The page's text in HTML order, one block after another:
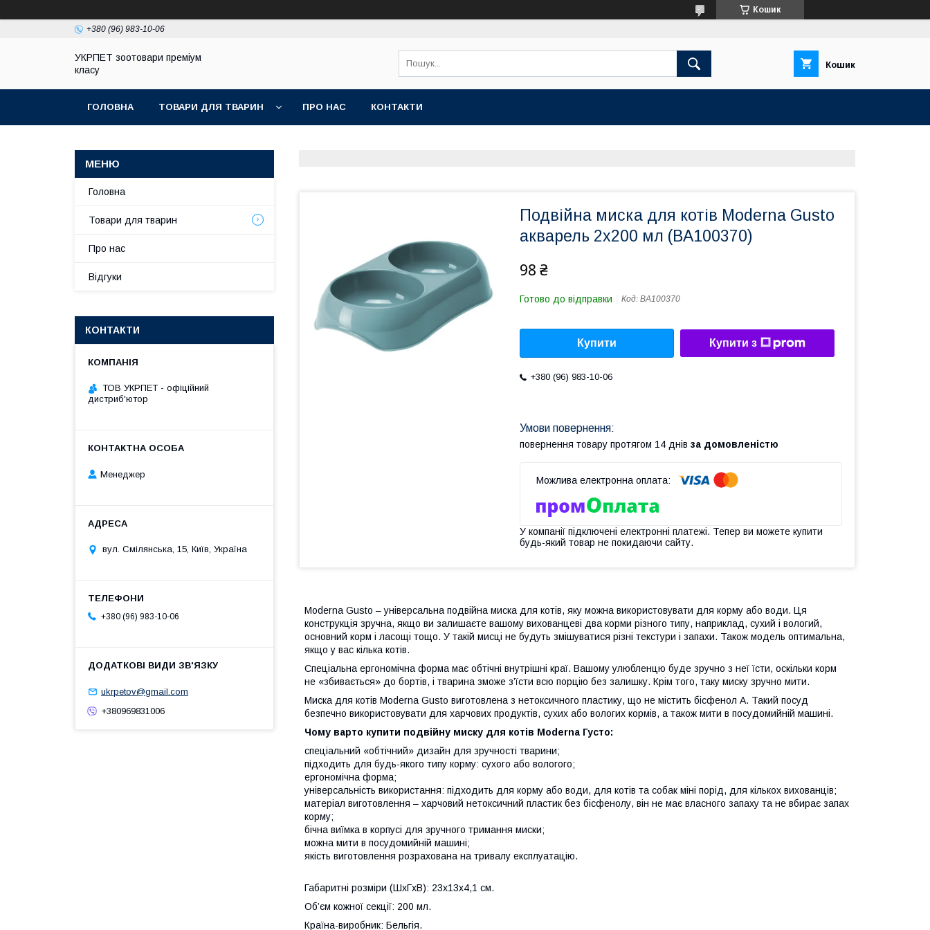
Кошик
+380 (96) 983-10-06
УКРПЕТ зоотовари преміум
класу
Кошик
ГОЛОВНА ТОВАРИ ДЛЯ ТВАРИН ПРО НАС КОНТАКТИ
Подвійна миска для котів Moderna Gusto
акварель 2х200 мл (BA100370)
98 ₴
Готово до відправки Код: BA100370
Купити Купити з
+380 (96) 983-10-06
повернення товару протягом 14 днів за домовленістю
У компанії підключені електронні платежі. Тепер ви можете купити
будь-який товар не покидаючи сайту.
Moderna Gusto – універсальна подвійна миска для котів, яку можна використовувати для корму або води. Ця
конструкція зручна, якщо ви залишаєте вашому вихованцеві два корми різного типу, наприклад, сухий і вологий,
основний корм і ласощі тощо. У такій мисці не будуть змішуватися різні текстури і запахи. Також модель оптимальна,
якщо у вас кілька котів.
Спеціальна ергономічна форма має обтічні внутрішні краї. Вашому улюбленцю буде зручно з неї їсти, оскільки корм
не «збивається» до бортів, і тварина зможе з’їсти всю порцію без залишку. Крім того, таку миску зручно мити.
Миска для котів Moderna Gusto виготовлена з нетоксичного пластику, що не містить бісфенол А. Такий посуд
безпечно використовувати для харчових продуктів, сухих або вологих кормів, а також мити в посудомийній машині.
Чому варто купити подвійну миску для котів Moderna Густо:
спеціальний «обтічний» дизайн для зручності тварини;
підходить для будь-якого типу корму: сухого або вологого;
ергономічна форма;
універсальність використання: підходить для корму або води, для котів та собак міні порід, для кількох вихованців;
матеріал виготовлення – харчовий нетоксичний пластик без бісфенолу, він не має власного запаху та не вбирає запах
корму;
бічна виїмка в корпусі для зручного тримання миски;
можна мити в посудомийній машині;
якість виготовлення розрахована на тривалу експлуатацію.
Габаритні розміри (ШхГхВ): 23x13x4,1 см.
Об’єм кожної секції: 200 мл.
Країна-виробник: Бельгія.
Головна
Товари для тварин
Про нас
Відгуки
КОНТАКТИ
ТОВ УКРПЕТ - офіційний
дистриб'ютор
Менеджер
вул. Смілянська, 15, Київ, Україна
+380 (96) 983-10-06
ukrpetov@gmail.com
+380969831006